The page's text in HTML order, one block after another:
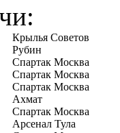
Крылья Советов
Рубин
Спартак Москва
Спартак Москва
Спартак Москва
Ахмат
Спартак Москва
Арсенал Тула